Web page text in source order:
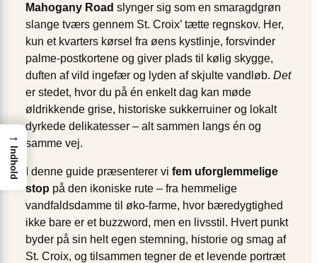
Mahogany Road slynger sig som en smaragdgrøn
slange tværs gennem St. Croix’ tætte regnskov. Her,
kun et kvarters kørsel fra øens kystlinje, forsvinder
palme-postkortene og giver plads til kølig skygge,
duften af vild ingefær og lyden af skjulte vandløb. Det
er stedet, hvor du på én enkelt dag kan møde
øldrikkende grise, historiske sukkerruiner og lokalt
dyrkede delikatesser – alt sammen langs én og
samme vej.
I denne guide præsenterer vi fem uforglemmelige
stop på den ikoniske rute – fra hemmelige
vandfaldsdamme til øko-farme, hvor bæredygtighed
ikke bare er et buzzword, men en livsstil. Hvert punkt
byder på sin helt egen stemning, historie og smag af
St. Croix, og tilsammen tegner de et levende portræt
→
Indhold